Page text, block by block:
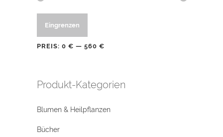
Eingrenzen
PREIS: 0 € — 560 €
Produkt-Kategorien
Blumen & Heilpflanzen
Bücher